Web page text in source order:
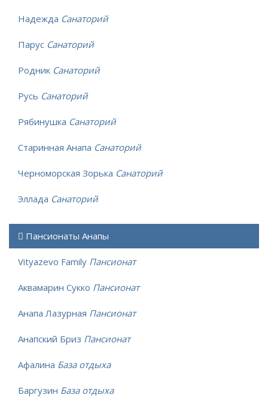
Надежда Санаторий
Парус Санаторий
Родник Санаторий
Русь Санаторий
Рябинушка Санаторий
Старинная Анапа Санаторий
Черноморская Зорька Санаторий
Эллада Санаторий
Пансионаты Анапы
Vityazevo Family Пансионат
Аквамарин Сукко Пансионат
Анапа Лазурная Пансионат
Анапский Бриз Пансионат
Афалина База отдыха
Баргузин База отдыха